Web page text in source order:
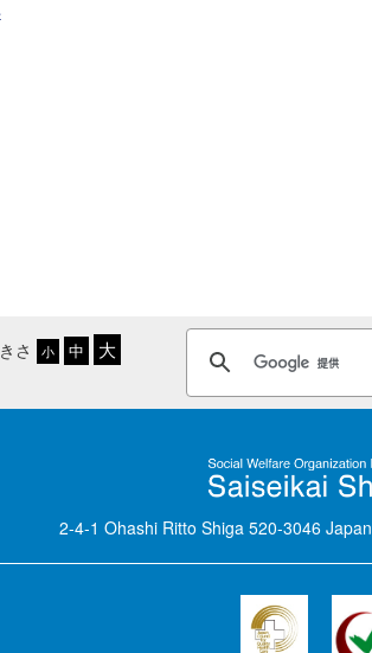
さ
2-4-1 Ohashi Ritto Shiga 520-3046 Japan